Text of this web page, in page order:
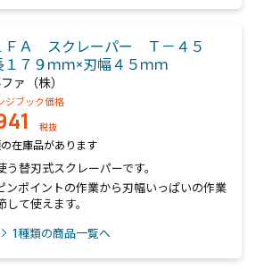
ＦＡ スクレーパー Ｔ－４５
１７９ｍｍ×刃幅４５ｍｍ
ァ（株）
ジブック価格
税抜
在庫品があります
替刃式スクレーパーです。
ンポイントの作業から刃幅いっぱいの作業
て使えます。
1種類の商品一覧へ